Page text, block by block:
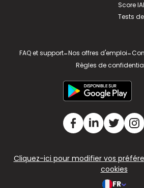
Score
Tests
FAQ et support-Nos offres d'emploi-
Règles de
Cliquez-ici pour modifier vos
cookies
FR